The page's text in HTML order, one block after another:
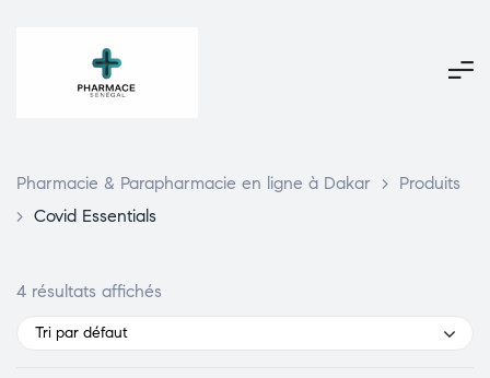
Pharmacie & Parapharmacie en ligne à Dakar > Produits
> Covid Essentials
4 résultats affichés
Tri par défaut